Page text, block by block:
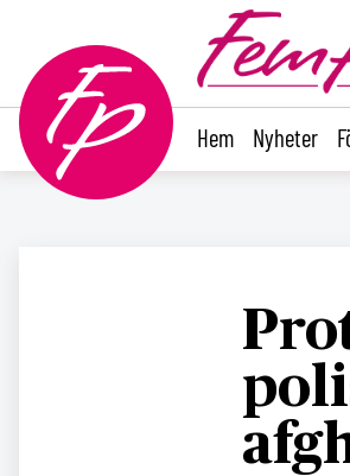
Hem Nyheter